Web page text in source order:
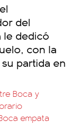
del
le dedicó
con la
partida en
Boca y
empata